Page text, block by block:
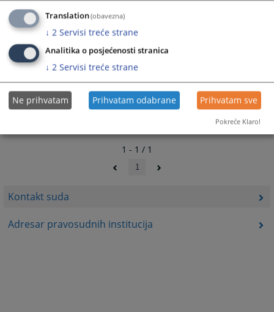
Kontakt suda
Adresar pravosudnih institucija
8553
1 - 1 / 1
1
Translation(obavezna)
↓ 2 Servisi treće strane
Analitika o posjećenosti stranica
↓ 2 Servisi treće strane
Ne prihvatam Prihvatam odabrane Prihvatam sve
Pokreće Klaro!